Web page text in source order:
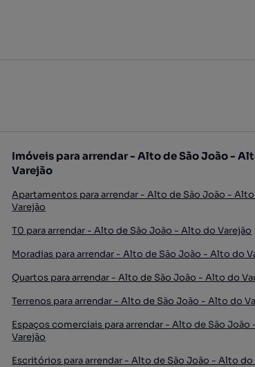
Imóveis para arrendar - Alto de São João -
Varejão
Apartamentos para arrendar - Alto de São João -
Varejão
T0 para arrendar - Alto de São João - Alto do Varejão
Moradias para arrendar - Alto de São João - Alto do
Quartos para arrendar - Alto de São João - Alto do
Terrenos para arrendar - Alto de São João - Alto do
Espaços comerciais para arrendar - Alto de São
Varejão
Escritórios para arrendar - Alto de São João - Alto do